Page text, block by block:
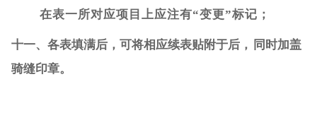
在表一所对应项目上应注有“变更”标记；
十一、各表填满后， 可将相应续表贴附于后， 同时加盖
骑缝印章。